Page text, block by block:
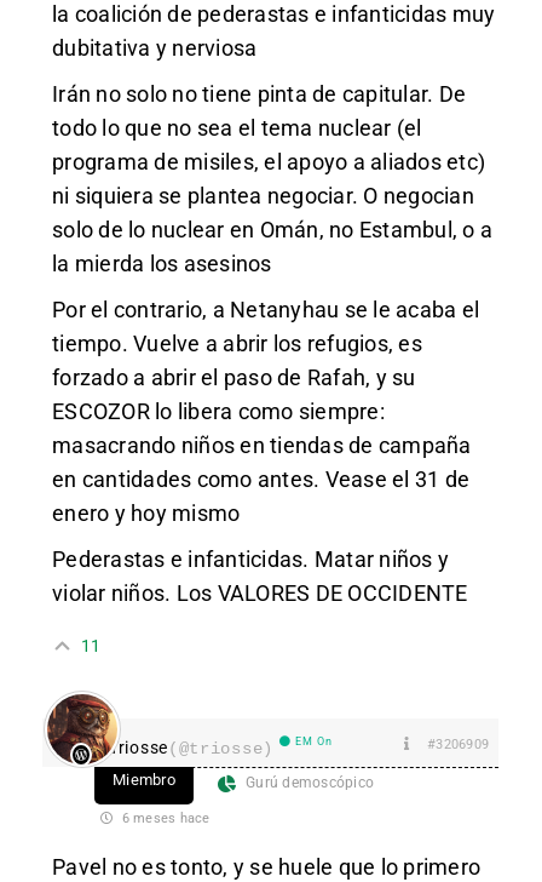
la coalición de pederastas e infanticidas muy
dubitativa y nerviosa
Irán no solo no tiene pinta de capitular. De
todo lo que no sea el tema nuclear (el
programa de misiles, el apoyo a aliados etc)
ni siquiera se plantea negociar. O negocian
solo de lo nuclear en Omán, no Estambul, o a
la mierda los asesinos
Por el contrario, a Netanyhau se le acaba el
tiempo. Vuelve a abrir los refugios, es
forzado a abrir el paso de Rafah, y su
ESCOZOR lo libera como siempre:
masacrando niños en tiendas de campaña
en cantidades como antes. Vease el 31 de
enero y hoy mismo
Pederastas e infanticidas. Matar niños y
violar niños. Los VALORES DE OCCIDENTE
11
Triosse(@triosse) EM On #3206909
Miembro Gurú demoscópico
6 meses hace
Pavel no es tonto, y se huele que lo primero